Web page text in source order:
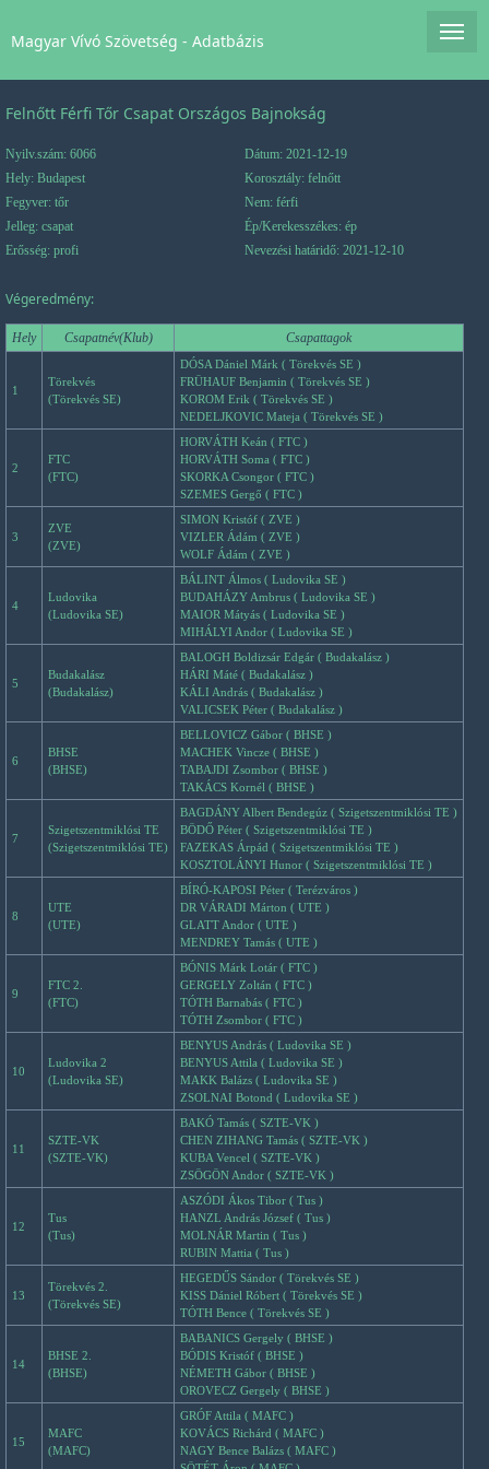
Magyar Vívó Szövetség - Adatbázis
Felnőtt Férfi Tőr Csapat Országos Bajnokság
Nyilv.szám: 6066
Dátum: 2021-12-19
Hely: Budapest
Korosztály: felnőtt
Fegyver: tőr
Nem: férfi
Jelleg: csapat
Ép/Kerekesszékes: ép
Erősség: profi
Nevezési határidő: 2021-12-10
Végeredmény:
Hely Csapatnév(Klub) Csapattagok
1
Törekvés
(Törekvés SE)
DÓSA Dániel Márk ( Törekvés SE )
FRÜHAUF Benjamin ( Törekvés SE )
KOROM Erik ( Törekvés SE )
NEDELJKOVIC Mateja ( Törekvés SE )
2
FTC
(FTC)
HORVÁTH Keán ( FTC )
HORVÁTH Soma ( FTC )
SKORKA Csongor ( FTC )
SZEMES Gergő ( FTC )
3
ZVE
(ZVE)
SIMON Kristóf ( ZVE )
VIZLER Ádám ( ZVE )
WOLF Ádám ( ZVE )
4
Ludovika
(Ludovika SE)
BÁLINT Álmos ( Ludovika SE )
BUDAHÁZY Ambrus ( Ludovika SE )
MAIOR Mátyás ( Ludovika SE )
MIHÁLYI Andor ( Ludovika SE )
5
Budakalász
(Budakalász)
BALOGH Boldizsár Edgár ( Budakalász )
HÁRI Máté ( Budakalász )
KÁLI András ( Budakalász )
VALICSEK Péter ( Budakalász )
6
BHSE
(BHSE)
BELLOVICZ Gábor ( BHSE )
MACHEK Vincze ( BHSE )
TABAJDI Zsombor ( BHSE )
TAKÁCS Kornél ( BHSE )
7
Szigetszentmiklósi TE
(Szigetszentmiklósi TE)
BAGDÁNY Albert Bendegúz ( Szigetszentmiklósi TE )
BÖDŐ Péter ( Szigetszentmiklósi TE )
FAZEKAS Árpád ( Szigetszentmiklósi TE )
KOSZTOLÁNYI Hunor ( Szigetszentmiklósi TE )
8
UTE
(UTE)
BÍRÓ-KAPOSI Péter ( Terézváros )
DR VÁRADI Márton ( UTE )
GLATT Andor ( UTE )
MENDREY Tamás ( UTE )
9
FTC 2.
(FTC)
BÓNIS Márk Lotár ( FTC )
GERGELY Zoltán ( FTC )
TÓTH Barnabás ( FTC )
TÓTH Zsombor ( FTC )
10
Ludovika 2
(Ludovika SE)
BENYUS András ( Ludovika SE )
BENYUS Attila ( Ludovika SE )
MAKK Balázs ( Ludovika SE )
ZSOLNAI Botond ( Ludovika SE )
11
SZTE-VK
(SZTE-VK)
BAKÓ Tamás ( SZTE-VK )
CHEN ZIHANG Tamás ( SZTE-VK )
KUBA Vencel ( SZTE-VK )
ZSÖGÖN Andor ( SZTE-VK )
12
Tus
(Tus)
ASZÓDI Ákos Tibor ( Tus )
HANZL András József ( Tus )
MOLNÁR Martin ( Tus )
RUBIN Mattia ( Tus )
13
Törekvés 2.
(Törekvés SE)
HEGEDŰS Sándor ( Törekvés SE )
KISS Dániel Róbert ( Törekvés SE )
TÓTH Bence ( Törekvés SE )
14
BHSE 2.
(BHSE)
BABANICS Gergely ( BHSE )
BÓDIS Kristóf ( BHSE )
NÉMETH Gábor ( BHSE )
OROVECZ Gergely ( BHSE )
15
MAFC
(MAFC)
GRÓF Attila ( MAFC )
KOVÁCS Richárd ( MAFC )
NAGY Bence Balázs ( MAFC )